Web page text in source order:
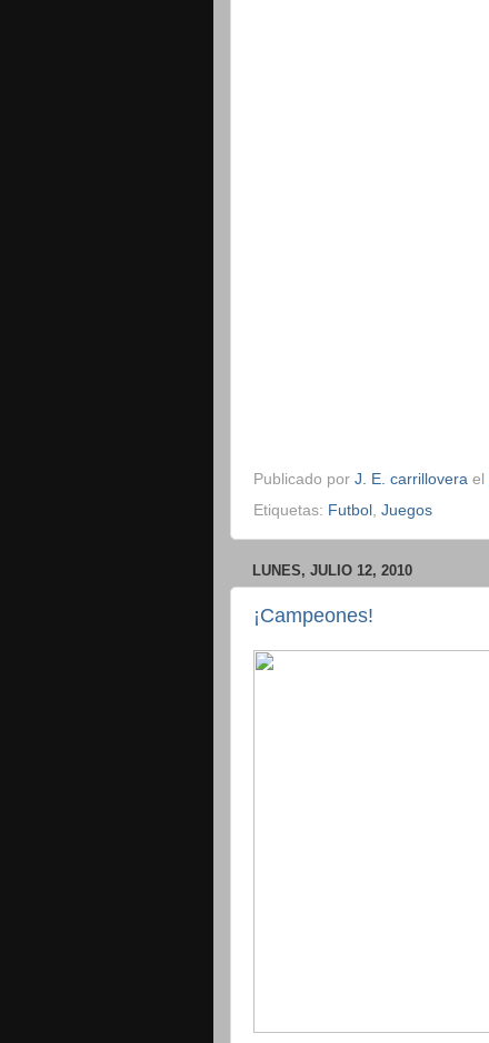
Publicado por J. E. carrillovera el
Etiquetas: Futbol , Juegos
LUNES, JULIO 12, 2010
¡Campeones!